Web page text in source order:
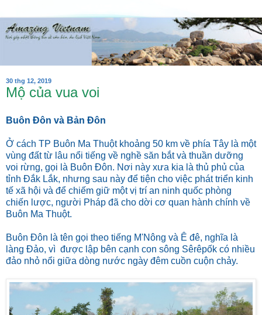
30 thg 12, 2019
Mộ của vua voi
Buôn Đôn và Bản Đôn
Ở cách TP Buôn Ma Thuột khoảng 50 km về phía Tây là một
vùng đất từ lâu nổi tiếng về nghề săn bắt và thuần dưỡng
voi rừng, gọi là Buôn Đôn. Nơi này xưa kia là thủ phủ của
tỉnh Đắk Lắk, nhưng sau này để tiện cho việc phát triển kinh
tế xã hội và để chiếm giữ một vị trí an ninh quốc phòng
chiến lược, người Pháp đã cho dời cơ quan hành chính về
Buôn Ma Thuột.
Buôn Ðôn là tên gọi theo tiếng M'Nông và Ê đê, nghĩa là
làng Ðảo, vì được lập bên cạnh con sông Sêrêpốk có nhiều
đảo nhỏ nổi giữa dòng nước ngày đêm cuồn cuộn chảy.